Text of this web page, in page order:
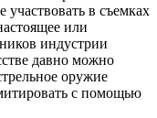
в съемках
или
индустрии
давно можно
оружие
с помощью